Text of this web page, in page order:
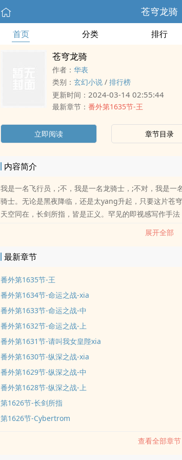
苍穹龙骑
首页 分类 排行
苍穹龙骑
作者： 华表
类别： 玄幻小说 / 排行榜
更新时间： 2024-03-14 02:55:44
最新章节： 番外第1635节-王
立即阅读 章节目录
内容简介
我是一名飞行员，;不，我是一名龙骑士，;不对，我是一
骑士。无论是黑夜降临，还是太yang升起，只要这片苍
天空同在，长剑所指，皆是正义。罕见的即视感写作手
经典大片一般的感觉，不容错过！史上最无节cao的表哥
展开全部
最新章节
番外第1635节-王
番外第1634节-命运之战-xia
番外第1633节-命运之战-中
番外第1632节-命运之战-上
番外第1631节-请叫我女皇陛xia
番外第1630节-纵深之战-xia
番外第1629节-纵深之战-中
番外第1628节-纵深之战-上
第1626节-长剑所指
第1626节-Cybertrom
查看全部章节